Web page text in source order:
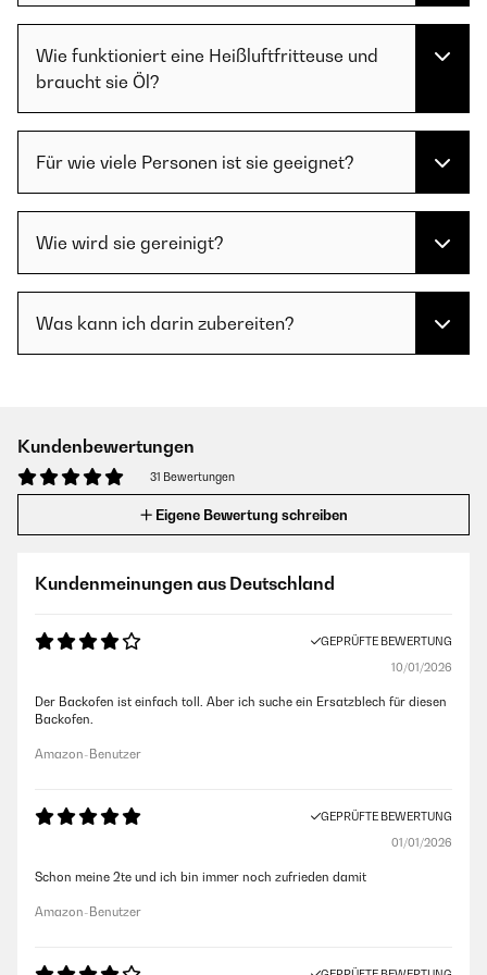
Wie funktioniert eine Heißluftfritteuse und
braucht sie Öl?
Für wie viele Personen ist sie geeignet?
Wie wird sie gereinigt?
Was kann ich darin zubereiten?
Kundenbewertungen
31 Bewertungen
Eigene Bewertung schreiben
Kundenmeinungen aus Deutschland
GEPRÜFTE BEWERTUNG
10/01/2026
Der Backofen ist einfach toll. Aber ich suche ein Ersatzblech für diesen
Backofen.
Amazon-Benutzer
GEPRÜFTE BEWERTUNG
01/01/2026
Schon meine 2te und ich bin immer noch zufrieden damit
Amazon-Benutzer